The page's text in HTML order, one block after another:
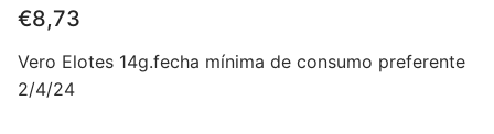
€8,73
Vero Elotes 14g.fecha mínima de consumo preferente
2/4/24